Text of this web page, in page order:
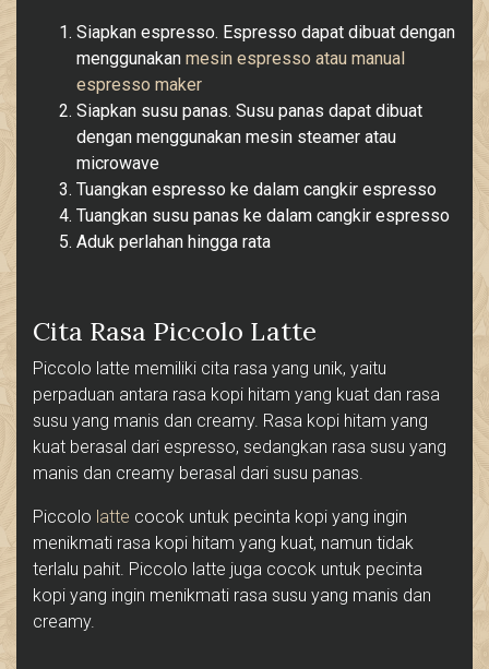
Siapkan espresso. Espresso dapat dibuat dengan
menggunakan mesin espresso atau manual
espresso maker
Siapkan susu panas. Susu panas dapat dibuat
dengan menggunakan mesin steamer atau
microwave
Tuangkan espresso ke dalam cangkir espresso
Tuangkan susu panas ke dalam cangkir espresso
Aduk perlahan hingga rata
Cita Rasa Piccolo Latte
Piccolo latte memiliki cita rasa yang unik, yaitu
perpaduan antara rasa kopi hitam yang kuat dan rasa
susu yang manis dan creamy. Rasa kopi hitam yang
kuat berasal dari espresso, sedangkan rasa susu yang
manis dan creamy berasal dari susu panas.
Piccolo latte cocok untuk pecinta kopi yang ingin
menikmati rasa kopi hitam yang kuat, namun tidak
terlalu pahit. Piccolo latte juga cocok untuk pecinta
kopi yang ingin menikmati rasa susu yang manis dan
creamy.